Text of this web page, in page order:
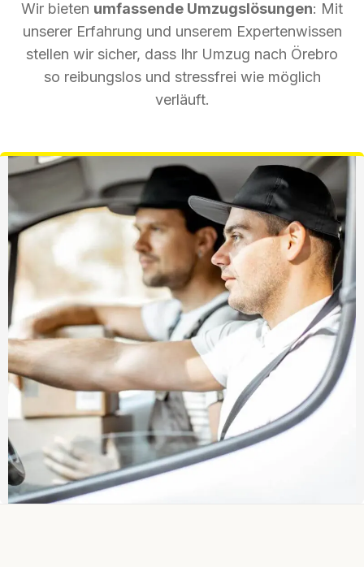
Wir bieten umfassende Umzugslösungen: Mit
unserer Erfahrung und unserem Expertenwissen
stellen wir sicher, dass Ihr Umzug nach Örebro
so reibungslos und stressfrei wie möglich
verläuft.